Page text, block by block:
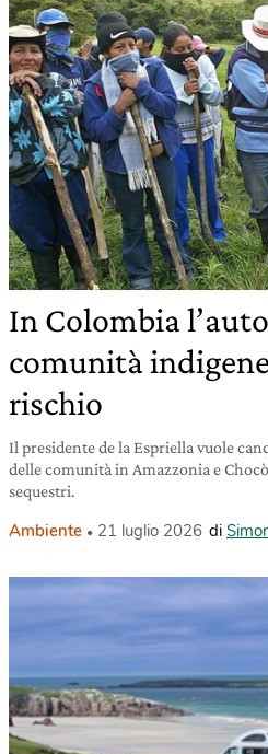
In Colombia
comunità
rischio
Il presidente de la Espriella vuole
delle comunità in Amazzonia e
sequestri.
Ambiente 21 luglio 2026 di